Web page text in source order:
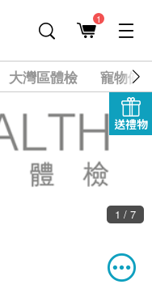
1
大灣區體檢 寵物健
送禮物
1 / 7